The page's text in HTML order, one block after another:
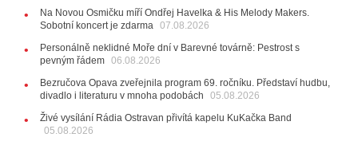
10:33
Úsměvné historky ze života ostravské kapely
Verše: Od zapomenutých baterek až po kuriózní krádež
28.07.2026
jen několik desítek posledních vstupenek
27.07.2026
20:44
Na Novou Osmičku míří Ondřej Havelka & His Melody Makers.
Sobotní koncert je zdarma 07.08.2026
Personálně neklidné Moře dní v Barevné továrně: Pestrost s
pevným řádem 06.08.2026
Bezručova Opava zveřejnila program 69. ročníku. Představí hudbu,
divadlo i literaturu v mnoha podobách
05.08.2026
Živé vysílání Rádia Ostravan přivítá kapelu KuKačka Band
05.08.2026